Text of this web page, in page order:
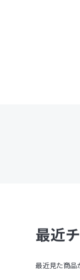
最近
最近見た商品